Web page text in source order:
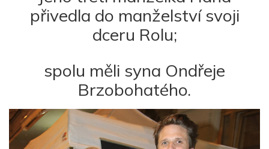
přivedla do manželství svoji
dceru Rolu;
spolu měli syna Ondřeje
Brzobohatého.